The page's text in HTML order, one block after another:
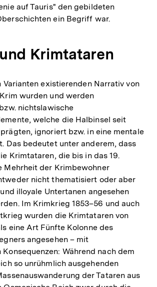
auf Tauris" den gebildeten
ein Begriff war.
Krimtataren
Varianten existierenden Narrativ von
wurden und werden
nichtslawische
welche die Halbinsel seit
ignoriert bzw. in eine mentale
Das bedeutet unter anderem, dass
Krimtataren, die bis in das 19.
Mehrheit der Krimbewohner
nicht thematisiert oder aber
illoyale Untertanen angesehen
Im Krimkrieg 1853–56 und auch
wurden die Krimtataren von
eine Art Fünfte Kolonne des
angesehen – mit
Während nach dem
so unrühmlich ausgehenden
der Tataren aus